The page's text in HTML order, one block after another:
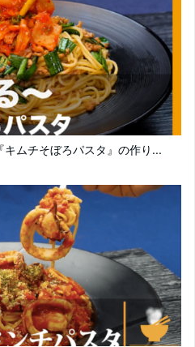
キムチそぼろパスタ』の作り...